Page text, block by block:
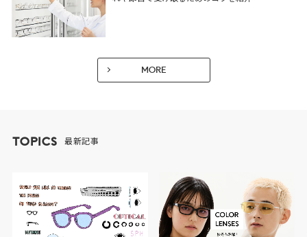
MORE
TOPICS 最新記事